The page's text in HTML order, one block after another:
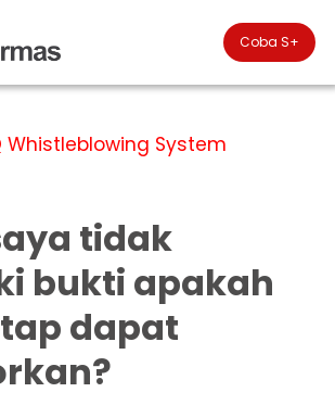
Coba S+
Whistleblowing System
tidak
bukti apakah
dapat